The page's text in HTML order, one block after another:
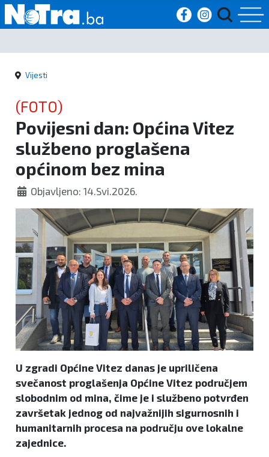
Početna
Vijesti
Sport
Kultura
Crna
kronika
Politika
Zanimljivosti
Vijesti
(FOTO)
Povijesni dan: Općina Vitez
službeno proglašena
općinom bez mina
Objavljeno: 14.Svi.2026.
U zgradi Općine Vitez danas je upriličena
svečanost proglašenja Općine Vitez područjem
slobodnim od mina, čime je i službeno potvrđen
završetak jednog od najvažnijih sigurnosnih i
humanitarnih procesa na području ove lokalne
zajednice.